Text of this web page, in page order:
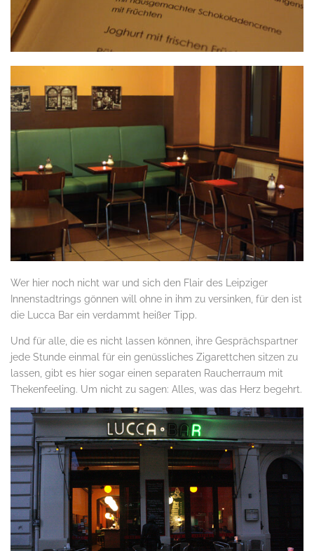
Wer hier noch nicht war und sich den Flair des Leipziger
Innenstadtrings gönnen will ohne in ihm zu versinken, für den ist
die Lucca Bar ein verdammt heißer Tipp.
Und für alle, die es nicht lassen können, ihre Gesprächspartner
jede Stunde einmal für ein genüssliches Zigarettchen sitzen zu
lassen, gibt es hier sogar einen separaten Raucherraum mit
Thekenfeeling. Um nicht zu sagen: Alles, was das Herz begehrt.